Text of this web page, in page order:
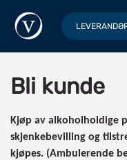
Bli kunde
Kjøp av alkoholholdige
skjenkebevilling og
kjøpes. (Ambulerende